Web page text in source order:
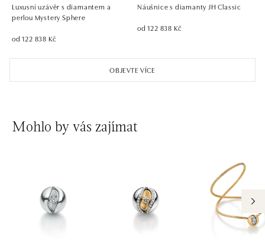
OBJEVTE VÍCE
Luxusní uzávěr s diamantem a
perlou Mystery Sphere
od 122 838 Kč
Náušnice s diamanty JH Classic
od 122 838 Kč
Mohlo by vás zajímat